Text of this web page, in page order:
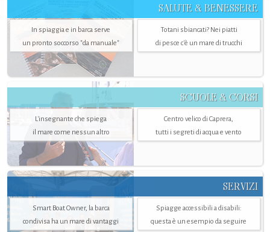
SALUTE & BENESSERE
In spiaggia e in barca serve
un pronto soccorso "da manuale"
Totani sbiancati? Nei piatti
di pesce c'è un mare di trucchi
SCUOLE & CORSI
L'insegnante che spiega
il mare come nessun altro
Centro velico di Caprera,
tutti i segreti di acqua e vento
SERVIZI
Smart Boat Owner, la barca
condivisa ha un mare di vantaggi
Spiagge accessibili a disabili:
questa è un esempio da seguire